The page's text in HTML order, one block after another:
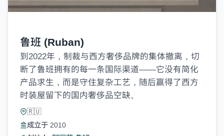
鲁班 (Ruban)
到2022年，制裁与西方奢侈品牌的集体撤离，切
断了鲁班拥有的每一条国际渠道——它没有简化
产品求生，而是守住复杂工艺，随后赢得了西方
时装屋留下的国内奢侈品空缺。
🇷🇺
成立于 2010